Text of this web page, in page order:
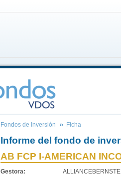
Fondos de Inversión Ficha
Informe del fondo de
AB FCP I-AMERICAN
Gestora: